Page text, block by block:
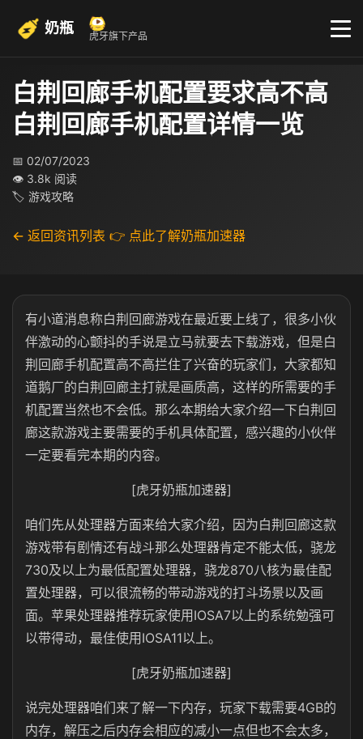
奶瓶 虎牙旗下产品
白荆回廊手机配置要求高不高
白荆回廊手机配置详情一览
📅 02/07/2023
👁 3.8k 阅读
🏷 游戏攻略
← 返回资讯列表 👉 点此了解奶瓶加速器
有小道消息称白荆回廊游戏在最近要上线了，很多小伙
伴激动的心颤抖的手说是立马就要去下载游戏，但是白
荆回廊手机配置高不高拦住了兴奋的玩家们，大家都知
道鹅厂的白荆回廊主打就是画质高，这样的所需要的手
机配置当然也不会低。那么本期给大家介绍一下白荆回
廊这款游戏主要需要的手机具体配置，感兴趣的小伙伴
一定要看完本期的内容。
[虎牙奶瓶加速器]
咱们先从处理器方面来给大家介绍，因为白荆回廊这款
游戏带有剧情还有战斗那么处理器肯定不能太低，骁龙
730及以上为最低配置处理器，骁龙870八核为最佳配
置处理器，可以很流畅的带动游戏的打斗场景以及画
面。苹果处理器推荐玩家使用IOSA7以上的系统勉强可
以带得动，最佳使用IOSA11以上。
[虎牙奶瓶加速器]
说完处理器咱们来了解一下内存，玩家下载需要4GB的
内存，解压之后内存会相应的减小一点但也不会太多，